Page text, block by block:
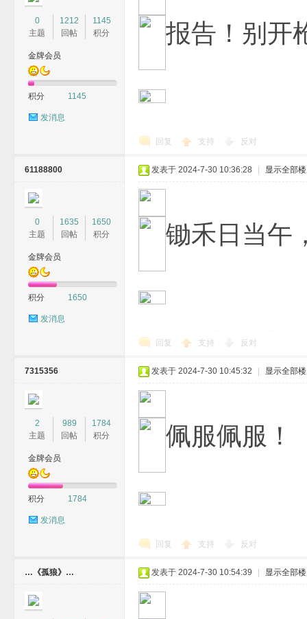
0
主题
1212
回帖
1145
积分
金牌会员
积分 1145
发消息
报告！别开
回复 支持 反对
61188800
0
主题
1635
回帖
1650
积分
金牌会员
积分 1650
发消息
发表于 2024-7-30 10:36:28 显示全部
锄禾日当午
回复 支持 反对
7315356
2
主题
989
回帖
1784
积分
金牌会员
积分 1784
发消息
发表于 2024-7-30 10:45:32 显示全部
佩服佩服！
回复 支持 反对
…《孤狼》… 发表于 2024-7-30 10:54:39 显示全部